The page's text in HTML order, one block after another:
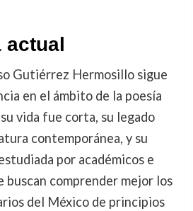
Gutiérrez Hermosillo sigue
en el ámbito de la poesía
vida fue corta, su legado
contemporánea, y su
por académicos e
buscan comprender mejor los
del México de principios